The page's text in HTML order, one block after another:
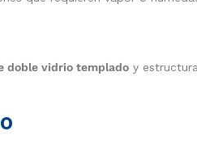
doble vidrio templado y